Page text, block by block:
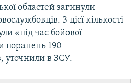
областей загинули
З цієї кількості
«під час бойової
поранень 190
уточнили в ЗСУ.